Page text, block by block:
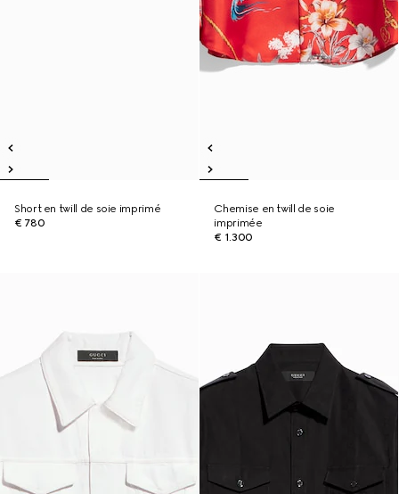
Short en twill de soie imprimé
€ 780
Chemise en twill de soie
imprimée
€ 1.300